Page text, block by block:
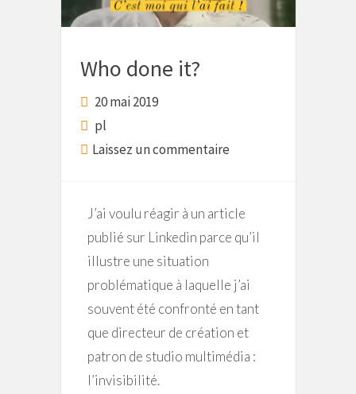
Who done it?
20 mai 2019
pl
Laissez un commentaire
J’ai voulu réagir à un article
publié sur Linkedin parce qu’il
illustre une situation
problématique à laquelle j’ai
souvent été confronté en tant
que directeur de création et
patron de studio multimédia :
l’invisibilité.